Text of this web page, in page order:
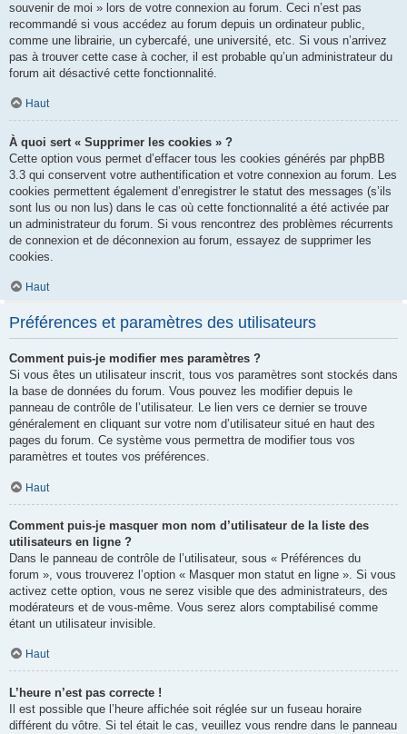
souvenir de moi » lors de votre connexion au forum. Ceci n’est pas
recommandé si vous accédez au forum depuis un ordinateur public,
comme une librairie, un cybercafé, une université, etc. Si vous n’arrivez
pas à trouver cette case à cocher, il est probable qu’un administrateur du
forum ait désactivé cette fonctionnalité.
Haut
À quoi sert « Supprimer les cookies » ?
Cette option vous permet d’effacer tous les cookies générés par phpBB
3.3 qui conservent votre authentification et votre connexion au forum. Les
cookies permettent également d’enregistrer le statut des messages (s’ils
sont lus ou non lus) dans le cas où cette fonctionnalité a été activée par
un administrateur du forum. Si vous rencontrez des problèmes récurrents
de connexion et de déconnexion au forum, essayez de supprimer les
cookies.
Haut
Préférences et paramètres des utilisateurs
Comment puis-je modifier mes paramètres ?
Si vous êtes un utilisateur inscrit, tous vos paramètres sont stockés dans
la base de données du forum. Vous pouvez les modifier depuis le
panneau de contrôle de l’utilisateur. Le lien vers ce dernier se trouve
généralement en cliquant sur votre nom d’utilisateur situé en haut des
pages du forum. Ce système vous permettra de modifier tous vos
paramètres et toutes vos préférences.
Haut
Comment puis-je masquer mon nom d’utilisateur de la liste des
utilisateurs en ligne ?
Dans le panneau de contrôle de l’utilisateur, sous « Préférences du
forum », vous trouverez l’option « Masquer mon statut en ligne ». Si vous
activez cette option, vous ne serez visible que des administrateurs, des
modérateurs et de vous-même. Vous serez alors comptabilisé comme
étant un utilisateur invisible.
Haut
L’heure n’est pas correcte !
Il est possible que l’heure affichée soit réglée sur un fuseau horaire
différent du vôtre. Si tel était le cas, veuillez vous rendre dans le panneau